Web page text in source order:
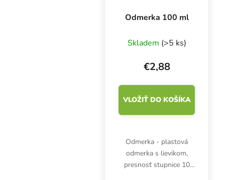
Odmerka 100 ml
Skladem (>5 ks)
€2,88
VLOŽIŤ DO KOŠÍKA
Odmerka - plastová
odmerka s lievikom,
presnosť stupnice 10